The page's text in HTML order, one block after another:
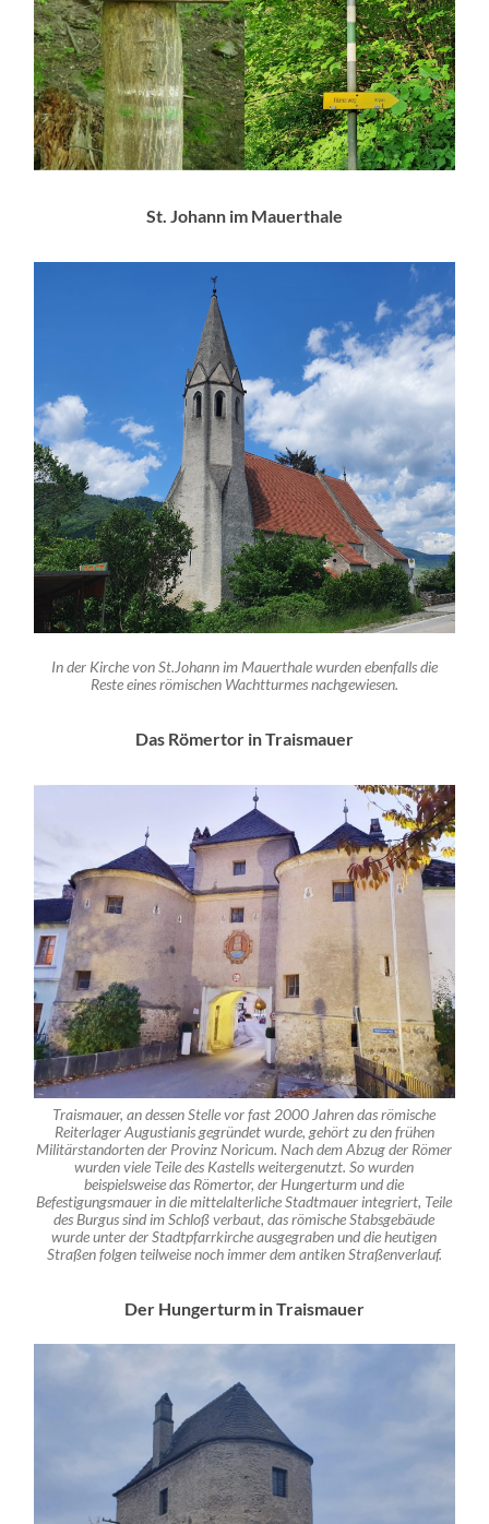
St. Johann im Mauerthale
In der Kirche von St.Johann im Mauerthale wurden ebenfalls die
Reste eines römischen Wachtturmes nachgewiesen.
Das Römertor in Traismauer
Traismauer, an dessen Stelle vor fast 2000 Jahren das römische
Reiterlager Augustianis gegründet wurde, gehört zu den frühen
Militärstandorten der Provinz Noricum. Nach dem Abzug der Römer
wurden viele Teile des Kastells weitergenutzt. So wurden
beispielsweise das Römertor, der Hungerturm und die
Befestigungsmauer in die mittelalterliche Stadtmauer integriert, Teile
des Burgus sind im Schloß verbaut, das römische Stabsgebäude
wurde unter der Stadtpfarrkirche ausgegraben und die heutigen
Straßen folgen teilweise noch immer dem antiken Straßenverlauf.
Der Hungerturm in Traismauer